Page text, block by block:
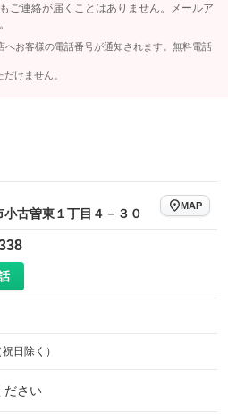
ご連絡が届くことはありません。メールア
お客様の電話番号が通知されます。無料電話
けません。
小古曽東１丁目４－３０
MAP
祝日除く）
ださい